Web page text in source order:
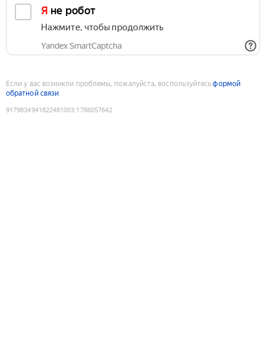
Я не робот
Нажмите, чтобы продолжить
Yandex SmartCaptcha
Если у вас возникли проблемы, пожалуйста, воспользуйтесьформой
обратной связи
9179834941822481003:1786057642